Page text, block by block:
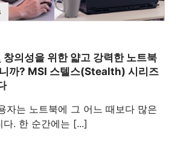
창의성을 위한 얇고 강력한 노트북
까? MSI 스텔스(Stealth) 시리즈
자는 노트북에 그 어느 때보다 많은
다. 한 순간에는 [...]